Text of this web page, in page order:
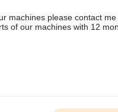
machines please contact
of our machines with 12